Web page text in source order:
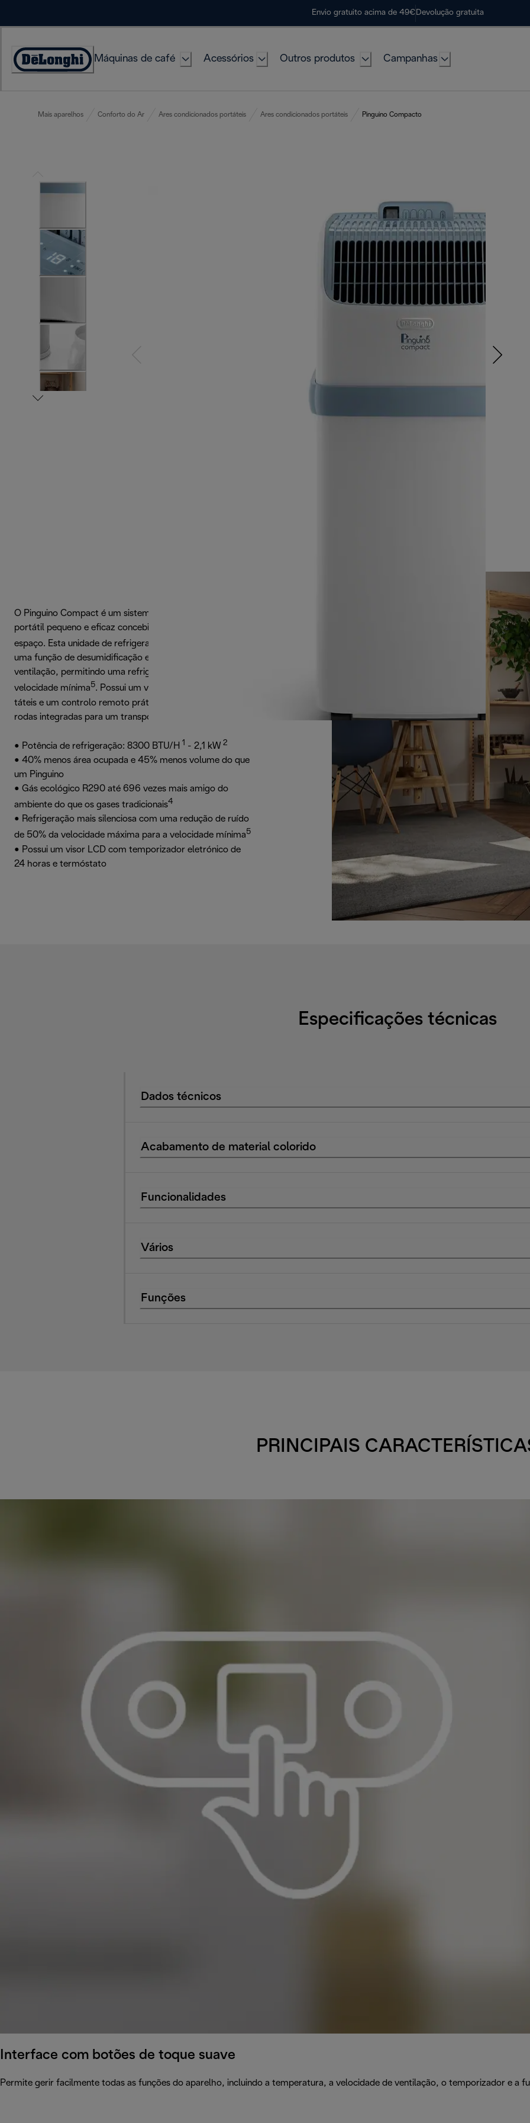
Envio gratuito acima de 49€ Devolução gratuita
Accessibility
Máquinas de café Acessórios Outros produtos Campanhas
Mais aparelhos Conforto do Ar Ares condicionados portáteis Ares condicionados portáteis Pinguino Compacto
O Pinguino Compact é um sistema de ar condicionado
portátil pequeno e eficaz concebido para ocupar menos
espaço. Esta unidade de refrigeração ecológica
uma função de desumidificação e três velocidades de
ventilação, permitindo uma refrigeração mais silenciosa na
velocidade mínima5. Possui um visor LCD com controlos
táteis e um controlo remoto prático, bem como pegas e
rodas integradas para um transporte fácil.
• Potência de refrigeração: 8300 BTU/H 1 - 2,1 kW 2
• 40% menos área ocupada e 45% menos volume do que
um Pinguino
• Gás ecológico R290 até 696 vezes mais amigo do
ambiente do que os gases tradicionais4
• Refrigeração mais silenciosa com uma redução de ruído
de 50% da velocidade máxima para a velocidade mínima5
• Possui um visor LCD com temporizador eletrónico de
24 horas e termóstato
Especificações técnicas
Dados técnicos
Acabamento de material colorido
Funcionalidades
Vários
Funções
PRINCIPAIS
Interface com botões de toque suave
Permite gerir facilmente todas as funções do aparelho, incluindo a temperatura, a velocidade de ventilação, o temporizador e a